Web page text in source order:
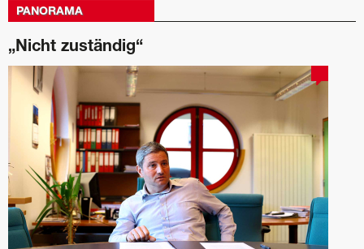
PANORAMA
„Nicht zuständig“